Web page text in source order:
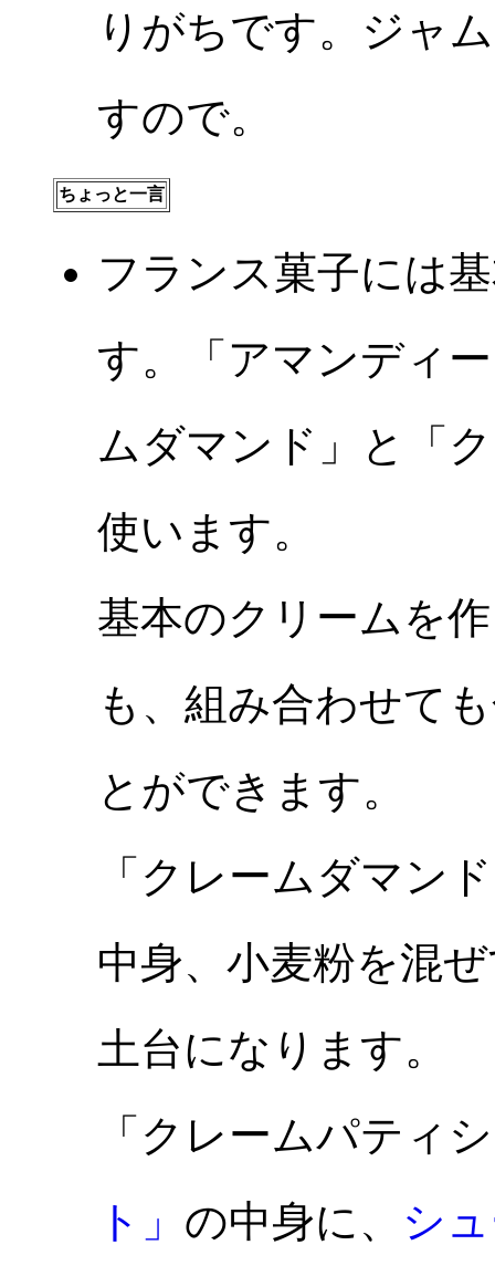
りがちです。ジャ
すので。
ちょっと一言
フランス菓子には
す。「アマンディ
ムダマンド」と「
使います。
基本のクリームを
も、組み合わせて
とができます。
「クレームダマン
中身、小麦粉を混
土台になります。
「クレームパティ
ト」 の中身に、 シ